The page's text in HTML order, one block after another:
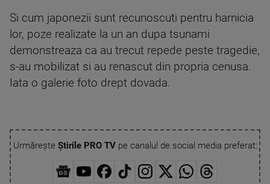
Si cum japonezii sunt recunoscuti pentru harnicia
lor, poze realizate la un an dupa tsunami
demonstreaza ca au trecut repede peste tragedie,
s-au mobilizat si au renascut din propria cenusa.
Iata o galerie foto drept dovada.
Urmărește Știrile PRO TVpe canalul de social media preferat: